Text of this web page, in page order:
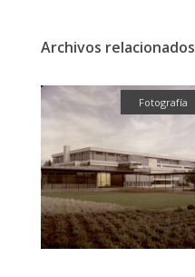
Archivos relacionados
Fotografía